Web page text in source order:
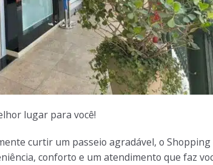
lugar para você!
curtir um passeio agradável, o Shopping
conforto e um atendimento que faz